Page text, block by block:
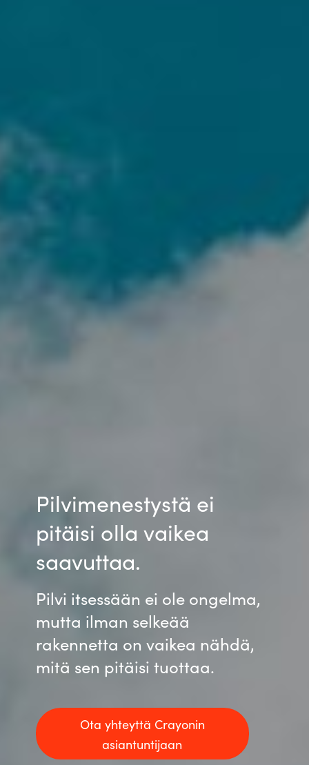
Pilvimenestystä ei
pitäisi olla vaikea
saavuttaa.
Pilvi itsessään ei ole ongelma,
mutta ilman selkeää
rakennetta on vaikea nähdä,
mitä sen pitäisi tuottaa.
Ota yhteyttä Crayonin
asiantuntijaan